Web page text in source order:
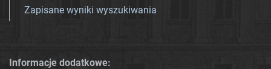
Zapisane wyniki wyszukiwania
Informacje dodatkowe: